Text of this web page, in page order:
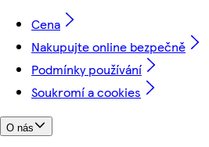
Cena
Nakupujte online bezpečně
Podmínky používání
Soukromí a cookies
O nás